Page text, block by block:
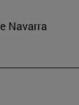
Navarra